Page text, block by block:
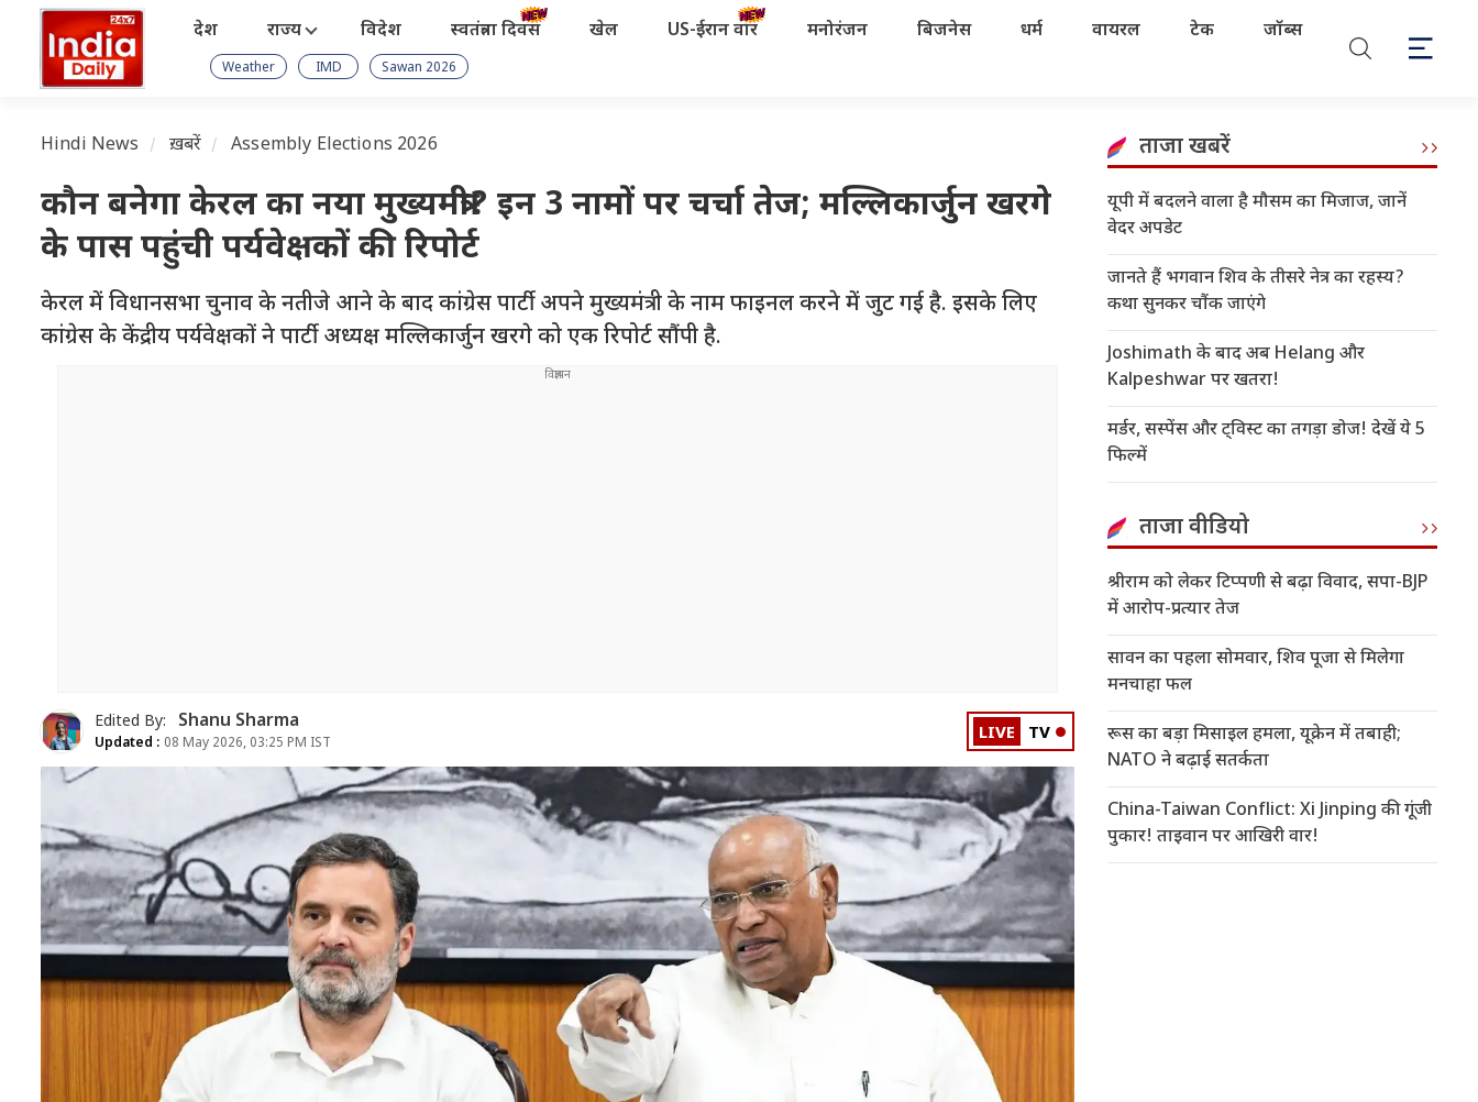
देश राज्य विदेश स्वतंत्रता दिवस खेल US-ईरान वॉर मनोरंजन बिजनेस धर्म वायरल टेक जॉब्स
Weather IMD Sawan 2026
Hindi News ख़बरें Assembly Elections 2026
कौन बनेगा केरल का नया मुख्यमंत्री? इन 3 नामों पर चर्चा तेज; मल्लिकार्जुन खरगे
के पास पहुंची पर्यवेक्षकों की रिपोर्ट
केरल में विधानसभा चुनाव के नतीजे आने के बाद कांग्रेस पार्टी अपने मुख्यमंत्री के नाम फाइनल करने में जुट गई है. इसके लिए
कांग्रेस के केंद्रीय पर्यवेक्षकों ने पार्टी अध्यक्ष मल्लिकार्जुन खरगे को एक रिपोर्ट सौंपी है.
Edited By: Shanu Sharma
Updated : 08 May 2026, 03:25 PM IST LIVE TV
ताजा खबरें
यूपी में बदलने वाला है मौसम का मिजाज, जानें
वेदर अपडेट
जानते हैं भगवान शिव के तीसरे नेत्र का रहस्य?
कथा सुनकर चौंक जाएंगे
Joshimath के बाद अब Helang और
Kalpeshwar पर खतरा!
मर्डर, सस्पेंस और ट्विस्ट का तगड़ा डोज! देखें ये 5
फिल्में
ताजा वीडियो
श्रीराम को लेकर टिप्पणी से बढ़ा विवाद, सपा-BJP
में आरोप-प्रत्यार तेज
सावन का पहला सोमवार, शिव पूजा से मिलेगा
मनचाहा फल
रूस का बड़ा मिसाइल हमला, यूक्रेन में तबाही;
NATO ने बढ़ाई सतर्कता
China-Taiwan Conflict: Xi Jinping की गूंजी
पुकार! ताइवान पर आखिरी वार!